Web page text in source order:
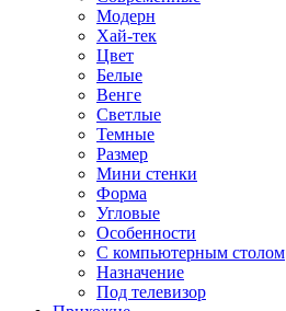
Модерн
Хай-тек
Цвет
Белые
Венге
Светлые
Темные
Размер
Мини стенки
Форма
Угловые
Особенности
С компьютерным столом
Назначение
Под телевизор